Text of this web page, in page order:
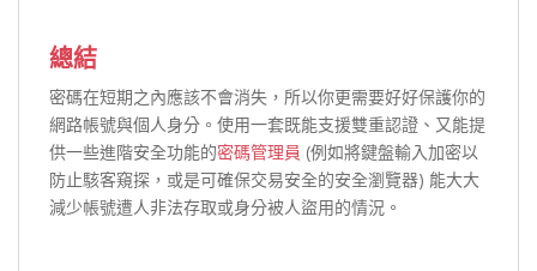
總結
密碼在短期之內應該不會消失，所以你更需要好好保護你的
網路帳號與個人身分。使用一套既能支援雙重認證、又能提
供一些進階安全功能的密碼管理員 (例如將鍵盤輸入加密以
防止駭客窺探，或是可確保交易安全的安全瀏覽器) 能大大
減少帳號遭人非法存取或身分被人盜用的情況。